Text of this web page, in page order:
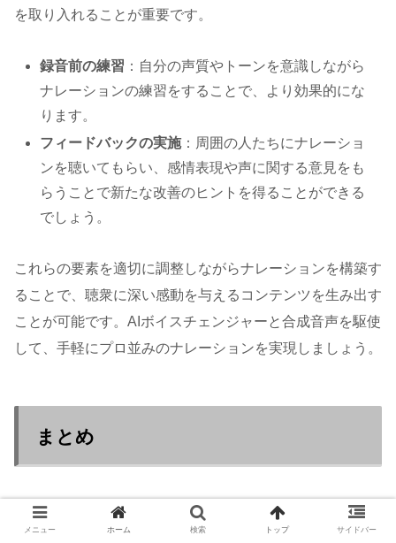
を取り入れることが重要です。
録音前の練習 ：自分の声質やトーンを意識しながら
ナレーションの練習をすることで、より効果的にな
ります。
フィードバックの実施：周囲の人たちにナレーショ
ンを聴いてもらい、感情表現や声に関する意見をも
らうことで新たな改善のヒントを得ることができる
でしょう。
これらの要素を適切に調整しながらナレーションを構築す
ることで、聴衆に深い感動を与えるコンテンツを生み出す
ことが可能です。AIボイスチェンジャーと合成音声を駆使
して、手軽にプロ並みのナレーションを実現しましょう。
まとめ
AIボイスチェンジャーと合成音声は、ナレーション制作に
革命をもたらしています。この技術を活用することで、誰
メニュー ホーム 検索 トップ サイドバー